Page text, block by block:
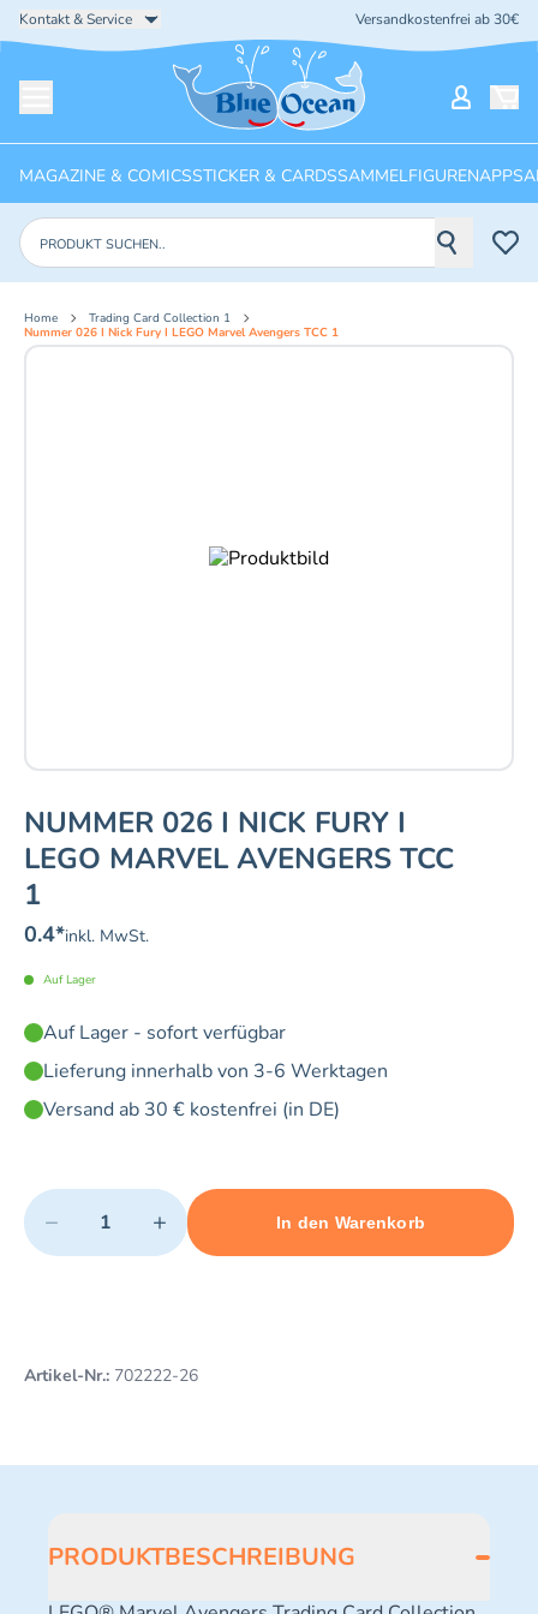
Kontakt & Service Versandkostenfrei ab 30€
Startseite
MAGAZINE & COMICSSTICKER & CARDSSAMMELFIGURENAPPS
Produkte suchen
Home
Trading Card Collection 1
Nummer 026 I Nick Fury I LEGO Marvel Avengers TCC 1
NUMMER 026 I NICK FURY I
LEGO MARVEL AVENGERS TCC
1
0.4*inkl. MwSt.
Auf Lager
Auf Lager - sofort verfügbar
Lieferung innerhalb von 3-6 Werktagen
Versand ab 30 € kostenfrei (in DE)
Quantity
− +
Minimum quantity: 1 Maximum quantity: 10
In den Warenkorb
Add 1 item to cart
Artikel-Nr.: 702222-26
PRODUKTBESCHREIBUNG